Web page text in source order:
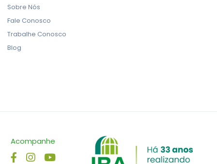
Sobre Nós
Fale Conosco
Trabalhe Conosco
Blog
Acompanhe